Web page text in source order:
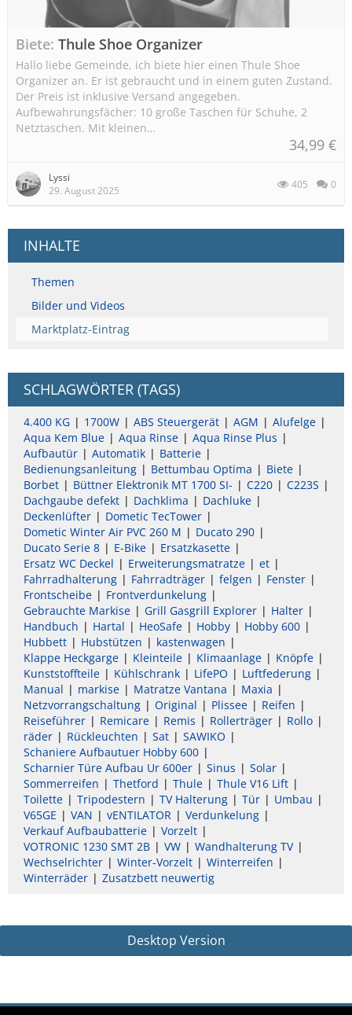
Biete Thule Shoe Organizer
Hallo liebe Gemeinde, ich biete hier einen Thule Shoe
Organizer an. Er ist gebraucht und in einem guten Zustand.
Der Preis ist inklusive Versand angegeben.
Aufbewahrungsfächer: 10 große Taschen für Schuhe, 2
Netztaschen. Mit kleinen…
34,99 €
Lyssi
29. August 2025
405 0
INHALTE
Themen
Bilder und Videos
Marktplatz-Eintrag
SCHLAGWÖRTER (TAGS)
4.400 KG 1700W ABS Steuergerät AGM
Alufelge
Aqua Kem Blue
Aqua Rinse
Aqua Rinse Plus
Aufbautür
Automatik
Batterie
Bedienungsanleitung
Bettumbau Optima
Biete
Borbet
Büttner Elektronik MT 1700 SI- C220
C223S
Dachgaube defekt
Dachklima
Dachluke
Deckenlüfter
Dometic TecTower
Dometic Winter Air PVC 260 M
Ducato 290
Ducato Serie 8
E-Bike
Ersatzkasette
Ersatz WC Deckel
Erweiterungsmatratze
et
Fahrradhalterung
Fahrradträger felgen
Fenster
Frontscheibe
Frontverdunkelung
Gebrauchte Markise
Grill Gasgrill Explorer
Halter
Handbuch
Hartal HeoSafe Hobby
Hobby 600
Hubbett
Hubstützen
kastenwagen
Klappe Heckgarge
Kleinteile Klimaanlage
Knöpfe
Kunststoffteile
Kühlschrank LifePO
Luftfederung
Manual
markise Matratze Vantana
Maxia
Netzvorrangschaltung
Original Plissee
Reifen
Reiseführer
Remicare Remis Rollerträger
Rollo
räder
Rückleuchten Sat
SAWIKO
Schaniere Aufbautuer Hobby 600
Scharnier Türe Aufbau Ur 600er
Sinus
Solar
Sommerreifen
Thetford Thule
Thule V16 Lift
Toilette
Tripodestern TV Halterung Tür
Umbau
V65GE
VAN vENTILATOR
Verdunkelung
Verkauf Aufbaubatterie
Vorzelt
VOTRONIC 1230 SMT 2B
VW
Wandhalterung TV
Wechselrichter
Winter-Vorzelt
Winterreifen
Winterräder
Zusatzbett neuwertig
Desktop Version